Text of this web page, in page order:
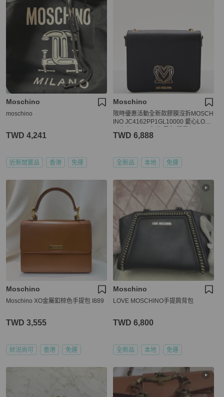
Moschino
moschino
TWD 4,241
近新閒置品 香港 免運
Moschino
限時優惠活動全新款膠膜沒拆MOSCH
INO JC4162PP1GL10000 愛心LOG
TWD 6,888
全新品 本地 免運
Moschino
Moschino XO金屬釦棕色手提包 I889
TWD 3,555
狀況尚可 香港 免運
Moschino
LOVE MOSCHINO手提肩背包
TWD 6,800
全新品 本地 免運